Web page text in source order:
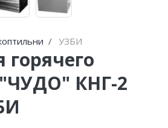
УЗБИ
горячего
КНГ-2